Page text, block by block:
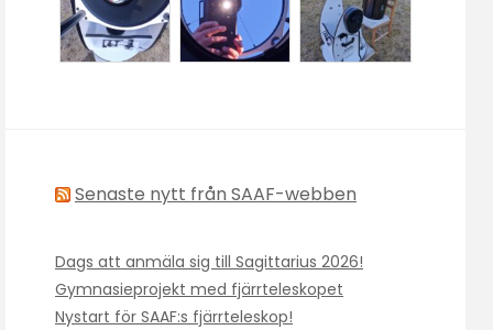
Senaste nytt från SAAF-webben
Dags att anmäla sig till Sagittarius 2026!
Gymnasieprojekt med fjärrteleskopet
Nystart för SAAF:s fjärrteleskop!